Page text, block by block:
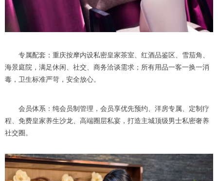
专属配套：重庆按摩内设私密皇家茶室、红酒品鉴区、雪茄角、
海景庭院，满足休闲、社交、商务洽谈需求；所有用品一客一换一消
毒，卫生标准严苛，安全放心。
会员体系：纯会员制管理，会员享优先预约、洋房专属、定制疗
程、免费皇家养生沙龙、高端圈层私宴，打造主城顶级男士私密奢养
社交圈。